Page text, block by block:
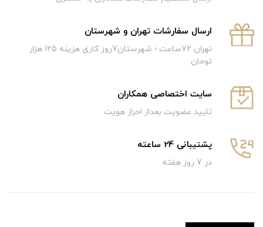
ارسال سفارشات تهران و شهرستان
تهران 72ساعت ؛ شهرستان7روز کاری هزینه 125 هزار
تومان
سایت اختصاصی همکاران
تایید عضویت بعداز احراز هویت
پشتیبانی 24 ساعته
در 7 روز هفته